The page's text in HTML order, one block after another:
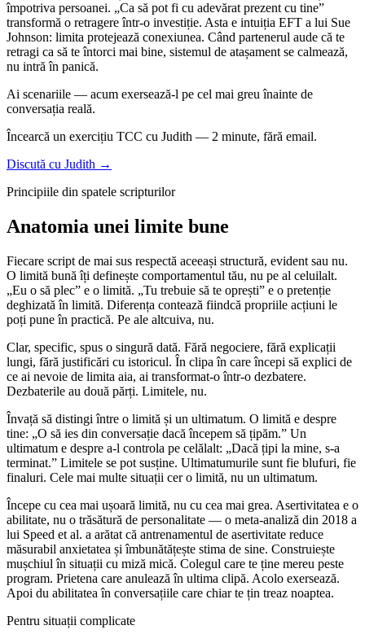
împotriva persoanei. „Ca să pot fi cu adevărat prezent cu tine”
transformă o retragere într-o investiție. Asta e intuiția EFT a lui Sue
Johnson: limita protejează conexiunea. Când partenerul aude că te
retragi ca să te întorci mai bine, sistemul de atașament se calmează,
nu intră în panică.
Ai scenariile — acum exersează-l pe cel mai greu înainte de
conversația reală.
Încearcă un exercițiu TCC cu Judith — 2 minute, fără email.
Discută cu Judith →
Principiile din spatele scripturilor
Anatomia unei limite bune
Fiecare script de mai sus respectă aceeași structură, evident sau nu.
O limită bună îți definește comportamentul tău, nu pe al celuilalt.
„Eu o să plec” e o limită. „Tu trebuie să te oprești” e o pretenție
deghizată în limită. Diferența contează fiindcă propriile acțiuni le
poți pune în practică. Pe ale altcuiva, nu.
Clar, specific, spus o singură dată. Fără negociere, fără explicații
lungi, fără justificări cu istoricul. În clipa în care începi să explici de
ce ai nevoie de limita aia, ai transformat-o într-o dezbatere.
Dezbaterile au două părți. Limitele, nu.
Învață să distingi între o limită și un ultimatum. O limită e despre
tine: „O să ies din conversație dacă începem să țipăm.” Un
ultimatum e despre a-l controla pe celălalt: „Dacă țipi la mine, s-a
terminat.” Limitele se pot susține. Ultimatumurile sunt fie blufuri, fie
finaluri. Cele mai multe situații cer o limită, nu un ultimatum.
Începe cu cea mai ușoară limită, nu cu cea mai grea. Asertivitatea e o
abilitate, nu o trăsătură de personalitate — o meta-analiză din 2018 a
lui Speed et al. a arătat că antrenamentul de asertivitate reduce
măsurabil anxietatea și îmbunătățește stima de sine. Construiește
mușchiul în situații cu miză mică. Colegul care te ține mereu peste
program. Prietena care anulează în ultima clipă. Acolo exersează.
Apoi du abilitatea în conversațiile care chiar te țin treaz noaptea.
Pentru situații complicate